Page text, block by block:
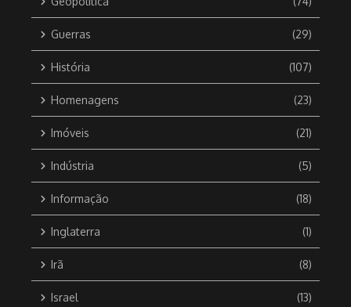
Guerras (29)
História (107)
Homenagens (23)
Imóveis (21)
Indústria (5)
Informação (18)
Inglaterra (1)
Irã (8)
Israel (13)